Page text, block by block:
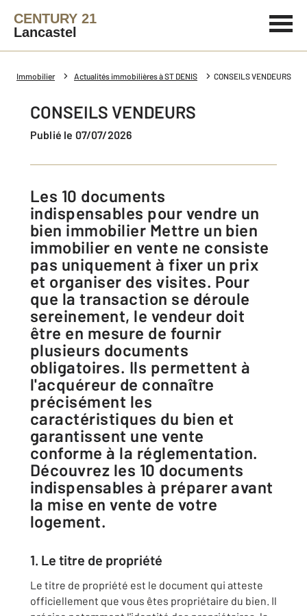
CENTURY 21
Lancastel
Immobilier Actualités immobilières à ST DENIS CONSEILS VENDEURS
CONSEILS VENDEURS
Publié le 07/07/2026
Les 10 documents
indispensables pour vendre un
bien immobilier Mettre un bien
immobilier en vente ne consiste
pas uniquement à fixer un prix
et organiser des visites. Pour
que la transaction se déroule
sereinement, le vendeur doit
être en mesure de fournir
plusieurs documents
obligatoires. Ils permettent à
l'acquéreur de connaître
précisément les
caractéristiques du bien et
garantissent une vente
conforme à la réglementation.
Découvrez les 10 documents
indispensables à préparer avant
la mise en vente de votre
logement.
1. Le titre de propriété
Le titre de propriété est le document qui atteste
officiellement que vous êtes propriétaire du bien. Il